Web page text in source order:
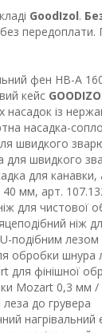
GoodIzol.
передоплати.
фен HB-A
кейс
насадок із
насадка-
швидкого
для швидкого
для канавки,
мм, арт.
для чистової
подібним
обробки шнура
для фінішної
Mozart 0,3 мм
леза до грувера